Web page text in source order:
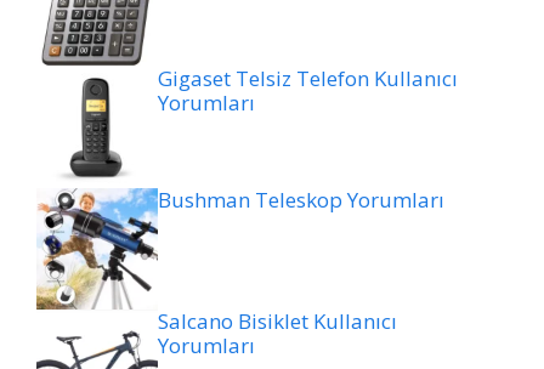
Gigaset Telsiz Telefon Kullanıcı
Yorumları
Bushman Teleskop Yorumları
Salcano Bisiklet Kullanıcı
Yorumları